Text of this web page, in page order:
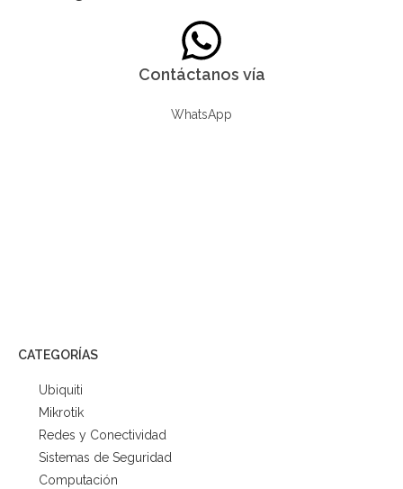
Contáctanos vía
WhatsApp
CATEGORÍAS
Ubiquiti
Mikrotik
Redes y Conectividad
Sistemas de Seguridad
Computación